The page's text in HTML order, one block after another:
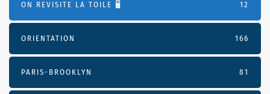
ON REVISITE LA TOILE 🖥️ 12
ORIENTATION 166
PARIS-BROOKLYN 81